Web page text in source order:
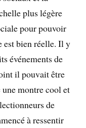
plus légère
pour pouvoir
est bien réelle. Il y
événements de
il pouvait être
montre cool et
de
à ressentir